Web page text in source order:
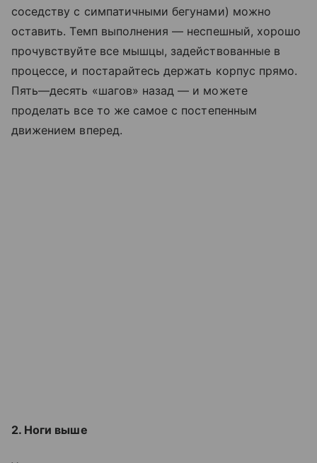
соседству с симпатичными бегунами) можно
оставить. Темп выполнения — неспешный, хорошо
прочувствуйте все мышцы, задействованные в
процессе, и постарайтесь держать корпус прямо.
Пять—десять «шагов» назад — и можете
проделать все то же самое с постепенным
движением вперед.
2. Ноги выше